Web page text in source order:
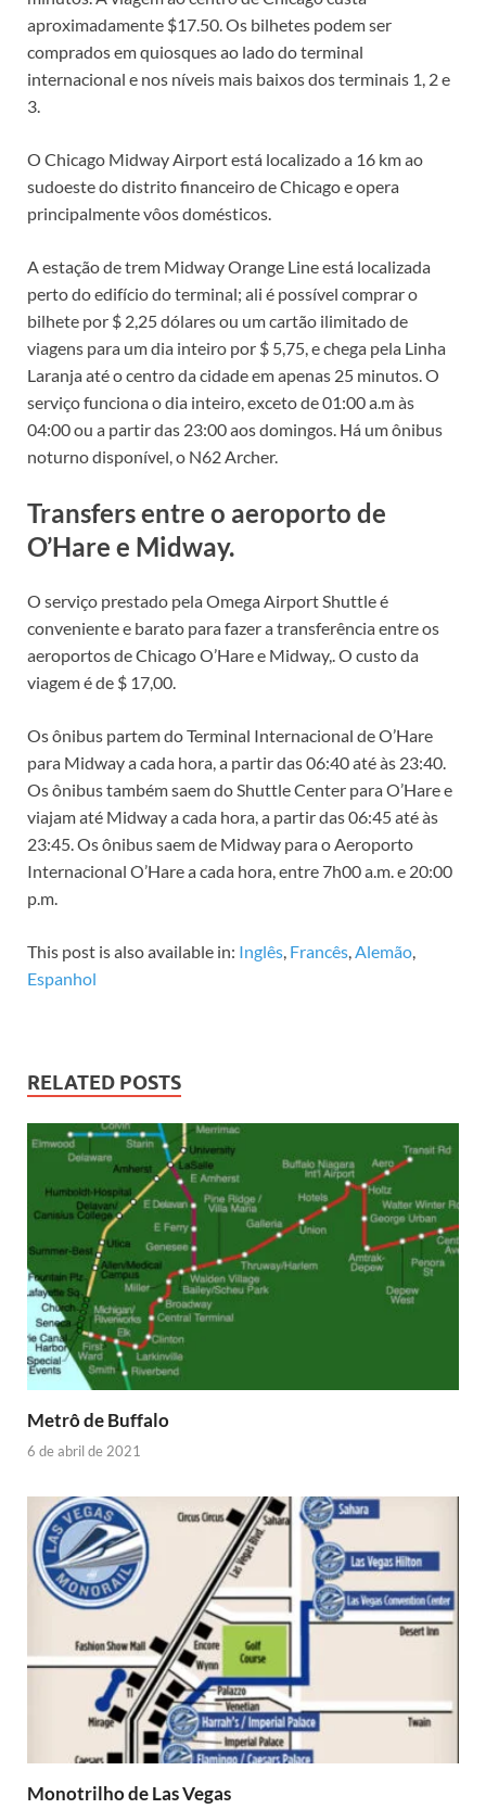
aproximadamente $17.50. Os bilhetes podem ser
comprados em quiosques ao lado do terminal
internacional e nos níveis mais baixos dos terminais 1, 2 e
3.
O Chicago Midway Airport está localizado a 16 km ao
sudoeste do distrito financeiro de Chicago e opera
principalmente vôos domésticos.
A estação de trem Midway Orange Line está localizada
perto do edifício do terminal; ali é possível comprar o
bilhete por $ 2,25 dólares ou um cartão ilimitado de
viagens para um dia inteiro por $ 5,75, e chega pela Linha
Laranja até o centro da cidade em apenas 25 minutos. O
serviço funciona o dia inteiro, exceto de 01:00 a.m às
04:00 ou a partir das 23:00 aos domingos. Há um ônibus
noturno disponível, o N62 Archer.
Transfers entre o aeroporto de
O’Hare e Midway.
O serviço prestado pela Omega Airport Shuttle é
conveniente e barato para fazer a transferência entre os
aeroportos de Chicago O’Hare e Midway,. O custo da
viagem é de $ 17,00.
Os ônibus partem do Terminal Internacional de O’Hare
para Midway a cada hora, a partir das 06:40 até às 23:40.
Os ônibus também saem do Shuttle Center para O’Hare e
viajam até Midway a cada hora, a partir das 06:45 até às
23:45. Os ônibus saem de Midway para o Aeroporto
Internacional O’Hare a cada hora, entre 7h00 a.m. e 20:00
p.m.
This post is also available in: Inglês Francês Alemão
Espanhol
RELATED POSTS
Metrô de Buffalo
6 de abril de 2021
Monotrilho de Las Vegas